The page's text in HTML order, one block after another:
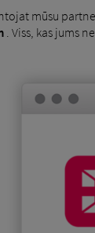
mūsu
. Viss, kas jums